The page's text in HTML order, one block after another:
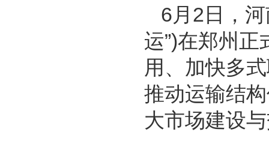
陕西自贸试验区亮出五年成绩单
招聘公告|呼和浩特市北兴产业投资发展有限责任
6月2日，
运”)在郑州
用、加快多
推动运输结
大市场建设